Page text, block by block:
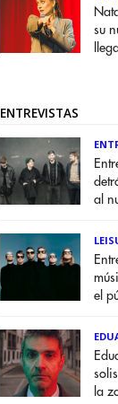
su
ENTREVISTAS
al
el
la